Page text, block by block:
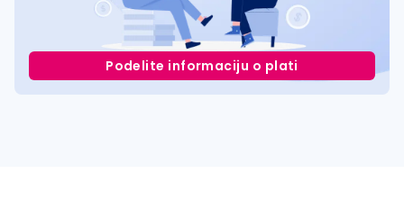
Podelite informaciju o plati